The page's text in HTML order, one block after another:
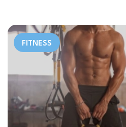
FITNESS